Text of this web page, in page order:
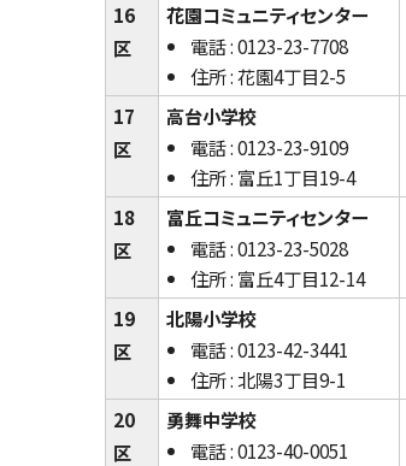
16
区
花園コミュニティセンター
電話 : 0123-23-7708
住所 : 花園4丁目2-5
17
区
高台小学校
電話 : 0123-23-9109
住所 : 富丘1丁目19-4
18
区
富丘コミュニティセンター
電話 : 0123-23-5028
住所 : 富丘4丁目12-14
19
区
北陽小学校
電話 : 0123-42-3441
住所 : 北陽3丁目9-1
20
区
勇舞中学校
電話 : 0123-40-0051